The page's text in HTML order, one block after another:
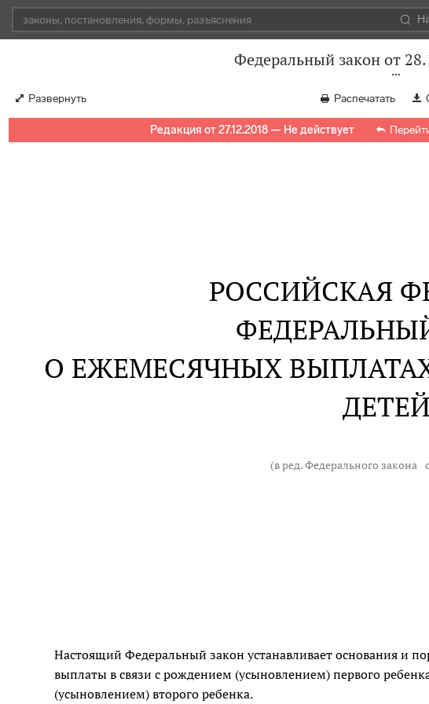
Федеральный закон от
Развернуть Распечатать
Редакция от 27.12.2018 — Не действует
РОССИЙСКАЯ
О ЕЖЕМЕСЯЧНЫХ
ДЕТЕЙ
(в ред. Федерального закона
Настоящий Федеральный закон устанавливает основания и
выплаты в связи с рождением (усыновлением) первого
(усыновлением) второго ребенка.